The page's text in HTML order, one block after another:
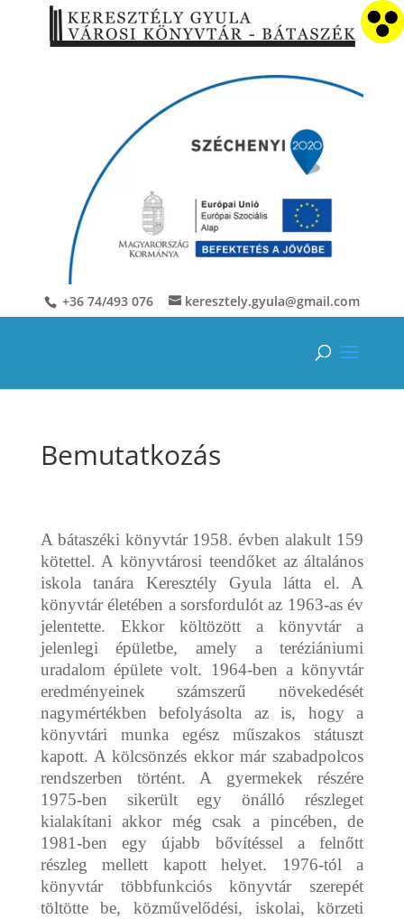
+36 74/493 076 keresztely.gyula@gmail.com
Bemutatkozás
A bátaszéki könyvtár 1958. évben alakult 159
kötettel. A könyvtárosi teendőket az általános
iskola tanára Keresztély Gyula látta el. A
könyvtár életében a sorsfordulót az 1963-as év
jelentette. Ekkor költözött a könyvtár a
jelenlegi épületbe, amely a teréziániumi
uradalom épülete volt. 1964-ben a könyvtár
eredményeinek számszerű növekedését
nagymértékben befolyásolta az is, hogy a
könyvtári munka egész műszakos státuszt
kapott. A kölcsönzés ekkor már szabadpolcos
rendszerben történt. A gyermekek részére
1975-ben sikerült egy önálló részleget
kialakítani akkor még csak a pincében, de
1981-ben egy újabb bővítéssel a felnőtt
részleg mellett kapott helyet. 1976-tól a
könyvtár többfunkciós könyvtár szerepét
töltötte be, közművelődési, iskolai, körzeti